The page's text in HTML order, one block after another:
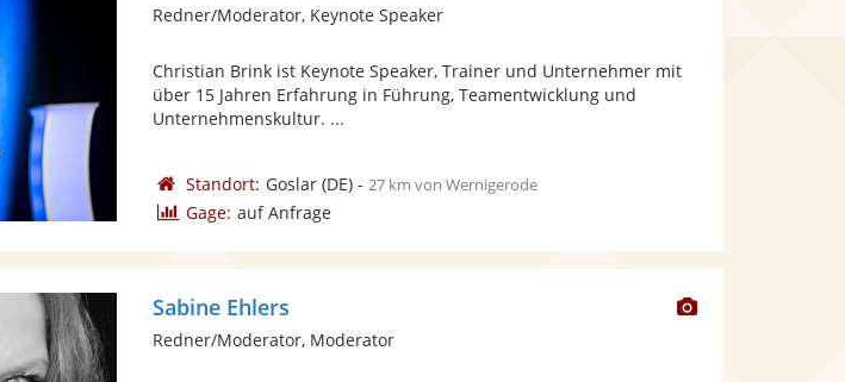
Fotos
bereit.
Redner/Moderator, Keynote Speaker
Christian Brink ist Keynote Speaker, Trainer und Unternehmer mit
über 15 Jahren Erfahrung in Führung, Teamentwicklung und
Unternehmenskultur. ...
Standort: Goslar(DE)- 27 km von Wernigerode
Gage: auf Anfrage
Dieser
Sabine Ehlers
Redner/Moderator, Moderator